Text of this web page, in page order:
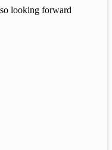
looking forward